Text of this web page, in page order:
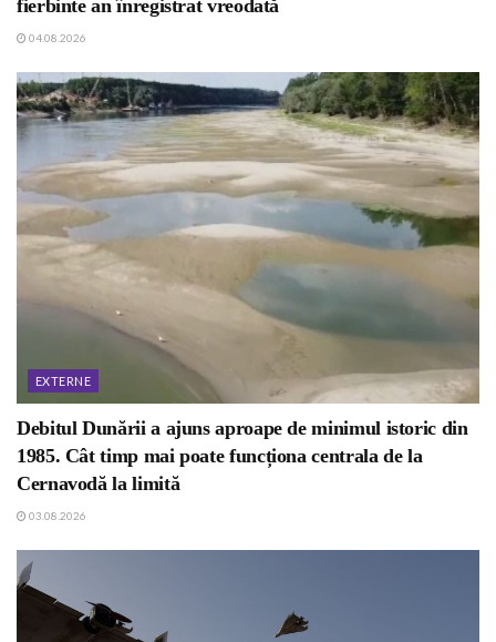
fierbinte an înregistrat vreodată
04.08.2026
EXTERNE
Debitul Dunării a ajuns aproape de minimul istoric din
1985. Cât timp mai poate funcționa centrala de la
Cernavodă la limită
03.08.2026